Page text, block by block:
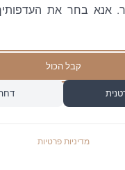
Tehila
אנא בחר את העדפותיך
קבל הכול
מדיניות פרטיות